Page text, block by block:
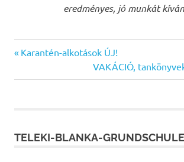
eredményes, jó munkát
Bejegyzés
navigáció
Previous
Karantén-alkotások ÚJ!
Next
Post:
VAKÁCIÓ,
TELEKI-BLANKA-GRUNDSCHULE